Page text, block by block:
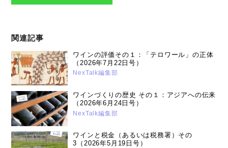
関連記事
ワインの評価その１：「テロワール」の正体
（2026年7月22日号）
NexTalk編集部
ワインづくりの歴史 その１：アジアへの伝来
（2026年6月24日号）
NexTalk編集部
ワインと税金（あるいは税務署）その
3（2026年5月19日号）